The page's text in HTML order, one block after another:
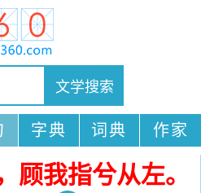
字典 词典 作家
顾我指兮从左。